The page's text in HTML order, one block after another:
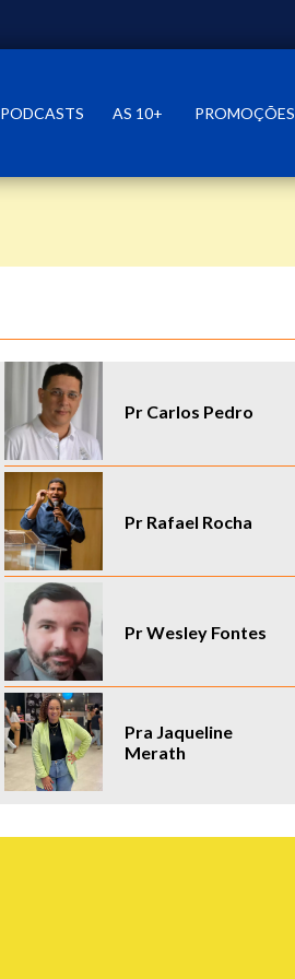
PODCASTS AS 10+ PROMOÇÕES
Pr Carlos Pedro
Pr Rafael Rocha
Pr Wesley Fontes
Pra Jaqueline
Merath